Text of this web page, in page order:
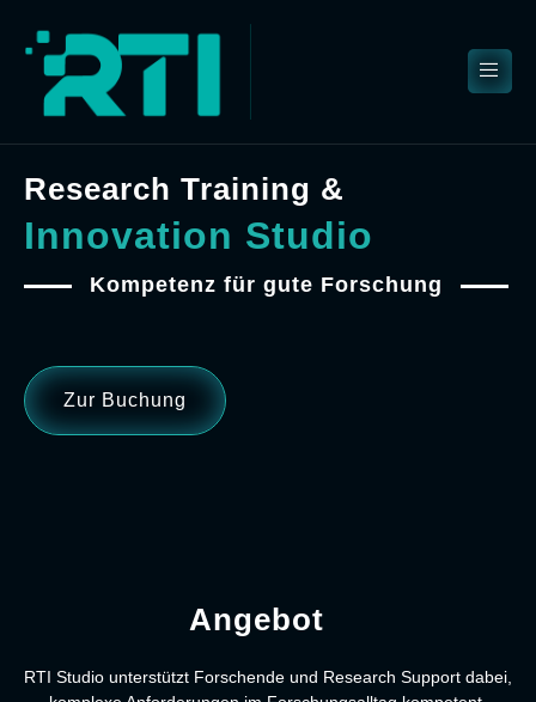
Research Training &
Innovation Studio
Kompetenz für gute Forschung
Zur Buchung
Angebot
RTI Studio unterstützt Forschende und Research Support dabei,